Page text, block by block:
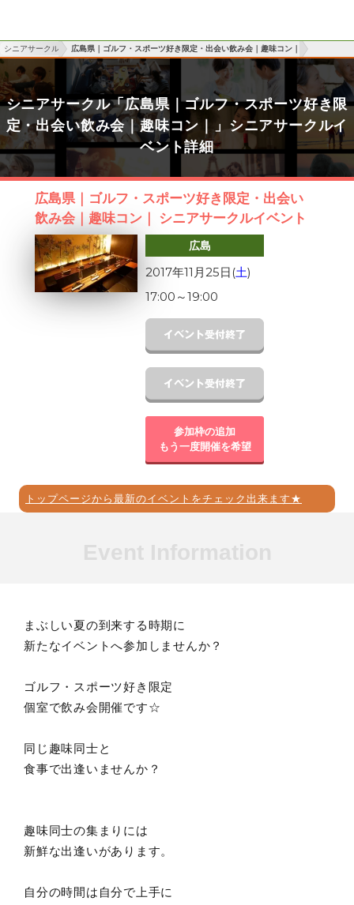
シニアサークル 広島県｜ゴルフ・スポーツ好き限定・出会い飲み会｜趣味コン｜
シニアサークル「広島県｜ゴルフ・スポーツ好き限
定・出会い飲み会｜趣味コン｜」シニアサークルイ
ベント詳細
広島県｜ゴルフ・スポーツ好き限定・出会い
飲み会｜趣味コン｜ シニアサークルイベント
広島
2017年11月25日(土)
17:00 ～19:00
参加枠の追加
もう一度開催を希望
トップページから最新のイベントをチェック出来ます★
まぶしい夏の到来する時期に
新たなイベントへ参加しませんか？
ゴルフ・スポーツ好き限定
個室で飲み会開催です☆
同じ趣味同士と
食事で出逢いませんか？
趣味同士の集まりには
新鮮な出逢いがあります。
自分の時間は自分で上手に